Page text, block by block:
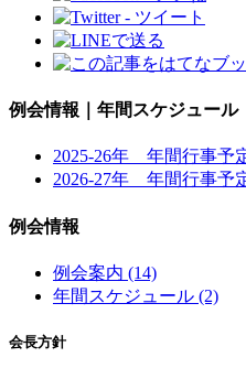
例会情報｜年間スケジュール
2025-26年 年間行事予
2026-27年 年間行事予
例会情報
例会案内 (14)
年間スケジュール (2)
会長方針